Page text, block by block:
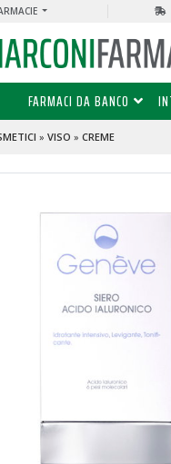
FARMACI DA BANCO
» VISO » CREME